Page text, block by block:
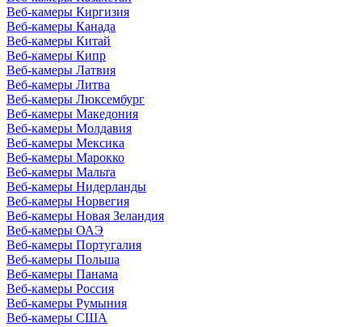
Веб-камеры Киргизия
Веб-камеры Канада
Веб-камеры Китай
Веб-камеры Кипр
Веб-камеры Латвия
Веб-камеры Литва
Веб-камеры Люксембург
Веб-камеры Македония
Веб-камеры Молдавия
Веб-камеры Мексика
Веб-камеры Марокко
Веб-камеры Мальта
Веб-камеры Нидерланды
Веб-камеры Норвегия
Веб-камеры Новая Зеландия
Веб-камеры ОАЭ
Веб-камеры Португалия
Веб-камеры Польша
Веб-камеры Панама
Веб-камеры Россия
Веб-камеры Румыния
Веб-камеры США